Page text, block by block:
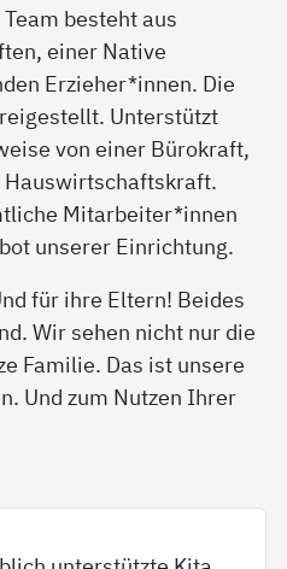
besteht aus
einer Native
Erzieher*innen. Die
Unterstützt
von einer Bürokraft,
Mitarbeiter*innen
unserer Einrichtung.
für ihre Eltern! Beides
Wir sehen nicht nur die
Familie. Das ist unsere
Und zum Nutzen Ihrer